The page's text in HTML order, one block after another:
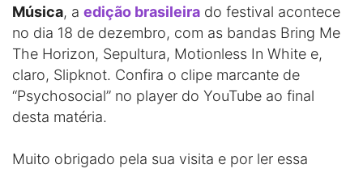
Música, a edição brasileira do festival acontece
no dia 18 de dezembro, com as bandas Bring Me
The Horizon, Sepultura, Motionless In White e,
claro, Slipknot. Confira o clipe marcante de
“Psychosocial” no player do YouTube ao final
desta matéria.
Muito obrigado pela sua visita e por ler essa